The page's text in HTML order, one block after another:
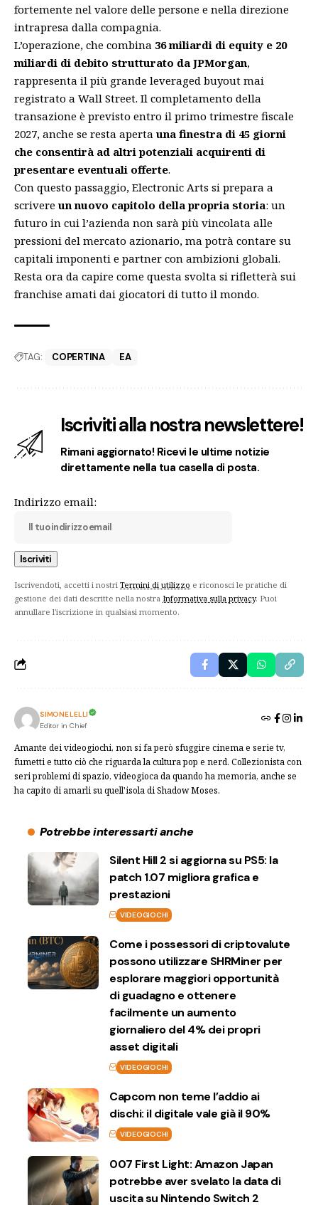
fortemente nel valore delle persone e nella direzione
intrapresa dalla compagnia.
L’operazione, che combina 36 miliardi di equity e 20
miliardi di debito strutturato da JPMorgan,
rappresenta il più grande leveraged buyout mai
registrato a Wall Street. Il completamento della
transazione è previsto entro il primo trimestre fiscale
2027, anche se resta aperta una finestra di 45 giorni
che consentirà ad altri potenziali acquirenti di
presentare eventuali offerte.
Con questo passaggio, Electronic Arts si prepara a
scrivere un nuovo capitolo della propria storia: un
futuro in cui l’azienda non sarà più vincolata alle
pressioni del mercato azionario, ma potrà contare su
capitali imponenti e partner con ambizioni globali.
Resta ora da capire come questa svolta si rifletterà sui
franchise amati dai giocatori di tutto il mondo.
TAG: COPERTINA EA
Iscriviti alla nostra newslettere!
Rimani aggiornato! Ricevi le ultime notizie
direttamente nella tua casella di posta.
Indirizzo email:
Iscrivendoti, accetti i nostri Termini di utilizzo e riconosci le pratiche di
gestione dei dati descritte nella nostra Informativa sulla privacy. Puoi
annullare l'iscrizione in qualsiasi momento.
SIMONE LELLI
Editor in Chief
Amante dei videogiochi, non si fa però sfuggire cinema e serie tv,
fumetti e tutto ciò che riguarda la cultura pop e nerd. Collezionista con
seri problemi di spazio, videogioca da quando ha memoria, anche se
ha capito di amarli su quell'isola di Shadow Moses.
Potrebbe interessarti anche
Silent Hill 2 si aggiorna su PS5: la
patch 1.07 migliora grafica e
prestazioni
VIDEOGIOCHI
Come i possessori di criptovalute
possono utilizzare SHRMiner per
esplorare maggiori opportunità
di guadagno e ottenere
facilmente un aumento
giornaliero del 4% dei propri
asset digitali
VIDEOGIOCHI
Capcom non teme l’addio ai
dischi: il digitale vale già il 90%
VIDEOGIOCHI
007 First Light: Amazon Japan
potrebbe aver svelato la data di
uscita su Nintendo Switch 2